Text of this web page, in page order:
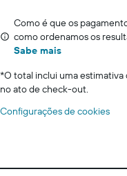
Como é que os
como ordenamos os
Sabe mais
*O total inclui uma estimativa
no ato de check-out.
Configurações de cookies